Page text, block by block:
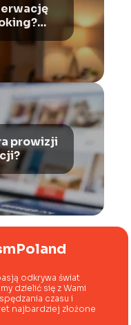
prowizji
odkrywa świat
dzielić się z Wami
czasu i
najbardziej złożone